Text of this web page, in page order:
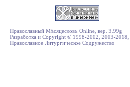
Православный Мѣсяцесловъ Online, вер. 3.99g
Разработка и Copyright © 1998-2002, 2003-2018,
Православное Литургическое Содружество